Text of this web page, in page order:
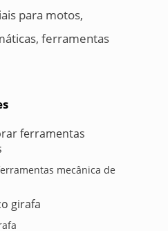
para motos,
ferramentas
mecânica de